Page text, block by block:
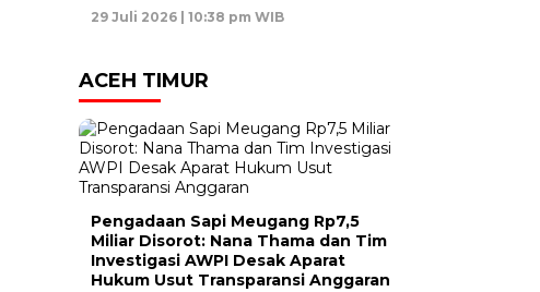
29 Juli 2026 | 10:38 pm WIB
ACEH TIMUR
Pengadaan Sapi Meugang Rp7,5
Miliar Disorot: Nana Thama dan Tim
Investigasi AWPI Desak Aparat
Hukum Usut Transparansi Anggaran